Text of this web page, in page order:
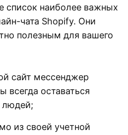
список наиболее важных
чата Shopify. Они
полезным для вашего
сайт мессенджер
всегда оставаться
людей;
из своей учетной